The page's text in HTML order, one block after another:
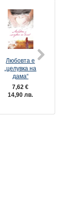
Любовта е
„целувка на
дама“
7,62 €
14,90 лв.